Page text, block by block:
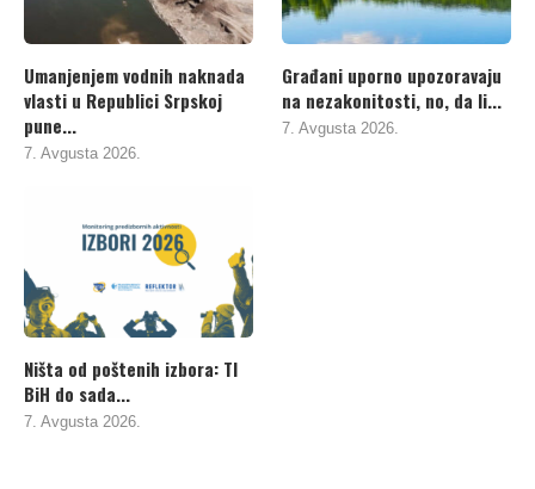
Umanjenjem vodnih naknada
vlasti u Republici Srpskoj
pune...
7. Avgusta 2026.
Građani uporno upozoravaju
na nezakonitosti, no, da li...
7. Avgusta 2026.
Ništa od poštenih izbora: TI
BiH do sada...
7. Avgusta 2026.